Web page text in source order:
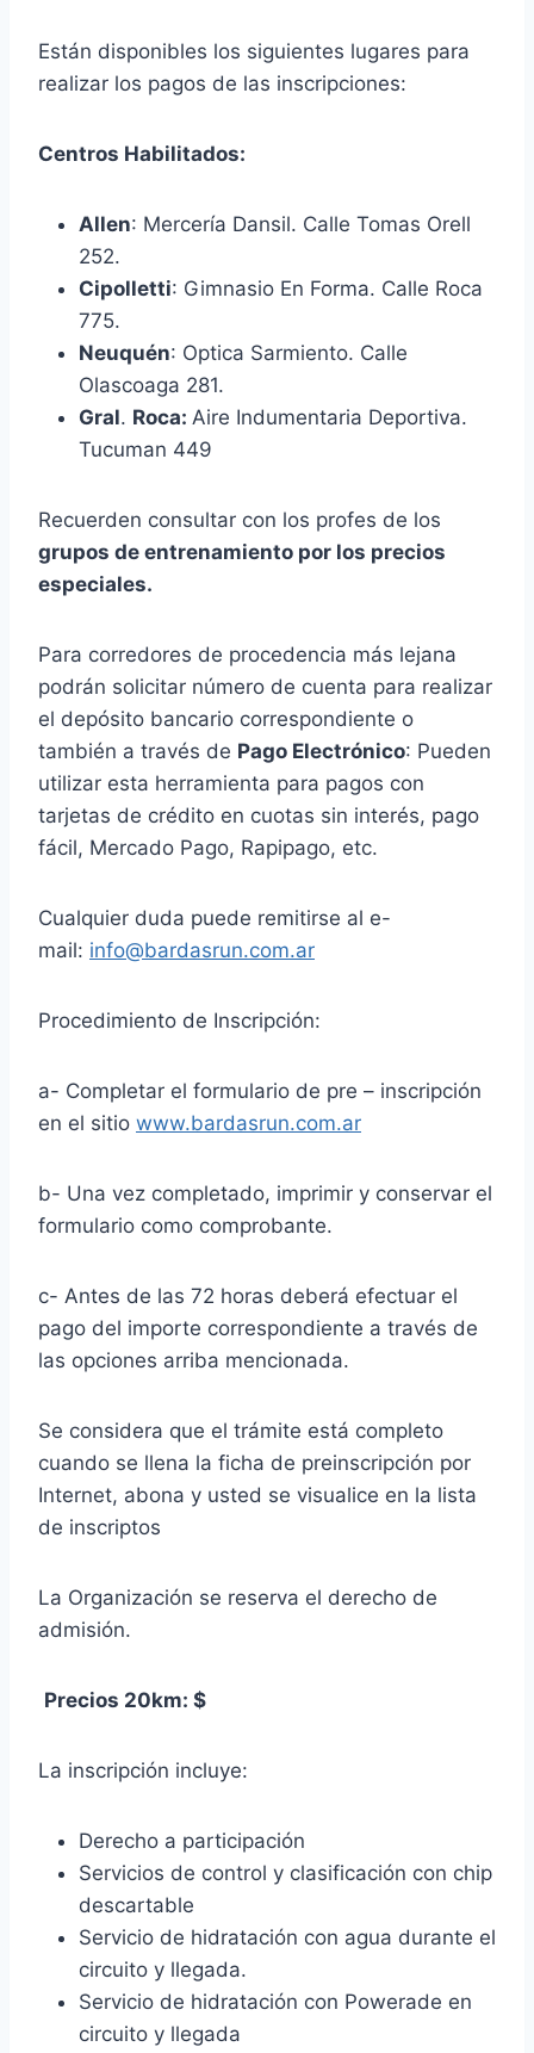
Están disponibles los siguientes lugares para
realizar los pagos de las inscripciones:
Centros Habilitados:
Allen: Mercería Dansil. Calle Tomas Orell
252.
Cipolletti: Gimnasio En Forma. Calle Roca
775.
Neuquén: Optica Sarmiento. Calle
Olascoaga 281.
Gral. Roca: Aire Indumentaria Deportiva.
Tucuman 449
Recuerden consultar con los profes de los
grupos de entrenamiento por los precios
especiales.
Para corredores de procedencia más lejana
podrán solicitar número de cuenta para realizar
el depósito bancario correspondiente o
también a través de Pago Electrónico: Pueden
utilizar esta herramienta para pagos con
tarjetas de crédito en cuotas sin interés, pago
fácil, Mercado Pago, Rapipago, etc.
Cualquier duda puede remitirse al e-
mail: info@bardasrun.com.ar
Procedimiento de Inscripción:
a- Completar el formulario de pre – inscripción
en el sitio www.bardasrun.com.ar
b- Una vez completado, imprimir y conservar el
formulario como comprobante.
c- Antes de las 72 horas deberá efectuar el
pago del importe correspondiente a través de
las opciones arriba mencionada.
Se considera que el trámite está completo
cuando se llena la ficha de preinscripción por
Internet, abona y usted se visualice en la lista
de inscriptos
La Organización se reserva el derecho de
admisión.
Precios 20km: $
La inscripción incluye:
Derecho a participación
Servicios de control y clasificación con chip
descartable
Servicio de hidratación con agua durante el
circuito y llegada.
Servicio de hidratación con Powerade en
circuito y llegada